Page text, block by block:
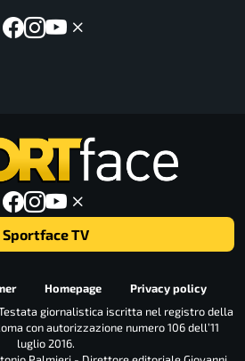
Sportface TV
Homepage
Privacy policy
giornalistica iscritta nel registro della
con autorizzazione numero 106 dell’11
luglio 2016.